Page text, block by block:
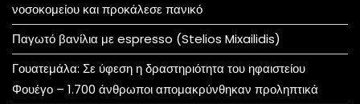
νοσοκομείου και προκάλεσε πανικό
Παγωτό βανίλια με espresso (Stelios Mixailidis)
Γουατεμάλα: Σε ύφεση η δραστηριότητα του ηφαιστείου
Φουέγο – 1.700 άνθρωποι απομακρύνθηκαν προληπτικά